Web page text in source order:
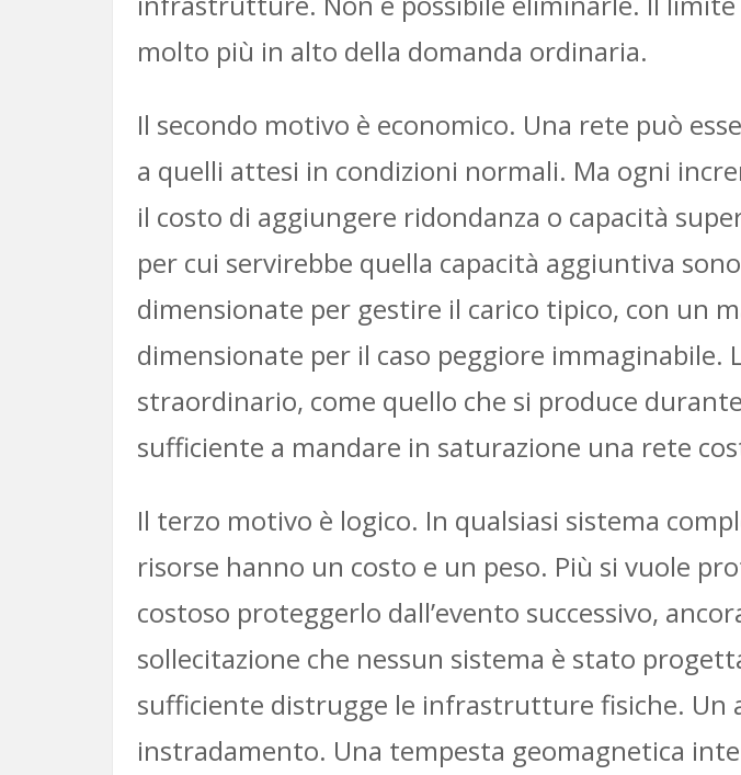
molto più in alto della domanda ordinaria.
Il secondo motivo è economico. Una rete può
a quelli attesi in condizioni normali. Ma ogni
il costo di aggiungere ridondanza o capacità
per cui servirebbe quella capacità aggiuntiva
dimensionate per gestire il carico tipico, con un
dimensionate per il caso peggiore immaginabile.
straordinario, come quello che si produce
sufficiente a mandare in saturazione una rete
Il terzo motivo è logico. In qualsiasi sistema
risorse hanno un costo e un peso. Più si vuole
costoso proteggerlo dall’evento successivo,
sollecitazione che nessun sistema è stato
sufficiente distrugge le infrastrutture fisiche. Un
instradamento. Una tempesta geomagnetica